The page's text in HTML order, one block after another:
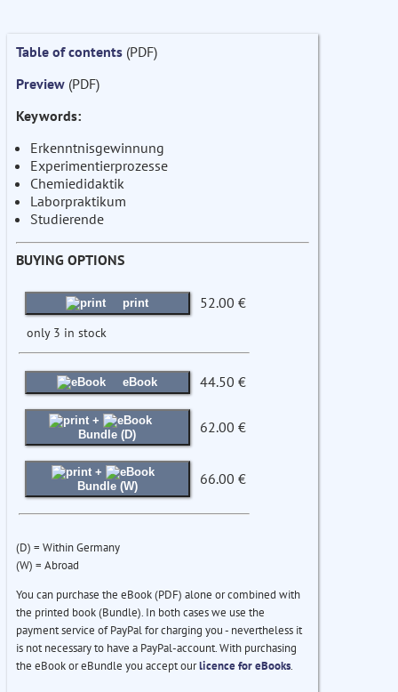
Table of contents (PDF)
Preview (PDF)
Keywords:
Erkenntnisgewinnung
Experimentierprozesse
Chemiedidaktik
Laborpraktikum
Studierende
BUYING OPTIONS
print 52.00 €
only 3 in stock
eBook 44.50 €
+
Bundle (D)
62.00 €
+
Bundle (W)
66.00 €
(D) = Within Germany
(W) = Abroad
You can purchase the eBook (PDF) alone or combined with
the printed book (Bundle). In both cases we use the
payment service of PayPal for charging you - nevertheless it
is not necessary to have a PayPal-account. With purchasing
the eBook or eBundle you accept ourlicence for eBooks.